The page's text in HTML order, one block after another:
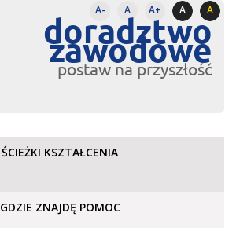
A- A A+ A A
doradztwo
zawodowe
postaw na przyszłość
ŚCIEŻKI KSZTAŁCENIA
GDZIE ZNAJDĘ POMOC